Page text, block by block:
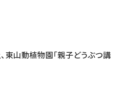
山動植物園「親子どうぶつ講